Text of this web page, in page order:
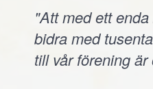
"Att med ett
bidra med
till vår förening